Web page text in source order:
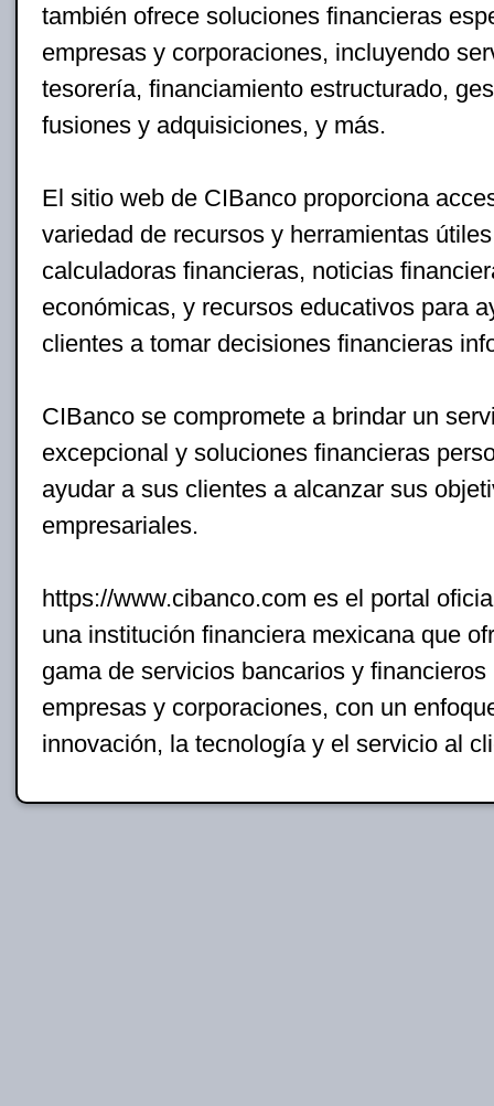
también ofrece soluciones financieras
empresas y corporaciones, incluyendo
tesorería, financiamiento estructurado,
fusiones y adquisiciones, y más.
El sitio web de CIBanco proporciona
variedad de recursos y herramientas
calculadoras financieras, noticias
económicas, y recursos educativos para
clientes a tomar decisiones financieras
CIBanco se compromete a brindar un
excepcional y soluciones financieras
ayudar a sus clientes a alcanzar sus
empresariales.
https://www.cibanco.com es el portal
una institución financiera mexicana que
gama de servicios bancarios y
empresas y corporaciones, con un
innovación, la tecnología y el servicio al